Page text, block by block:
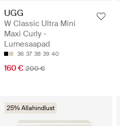
UGG
W Classic Ultra Mini
Maxi Curly -
Lumesaapad
36 37 38 39 40
160 € 200 €
25% Allahindlust